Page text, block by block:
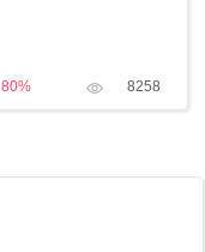
80% 8258